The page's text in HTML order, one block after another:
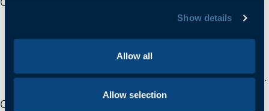
Show details
Allow all
Allow selection
und sich im Markt überzeugend zu positionieren.
Ob Orientierung, Neuausrichtung oder der Wunsch